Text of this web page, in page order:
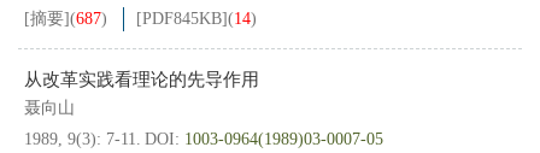
[摘要](687) [PDF845KB](14)
从改革实践看理论的先导作用
聂向山
1989, 9(3): 7-11. DOI: 1003-0964(1989)03-0007-05